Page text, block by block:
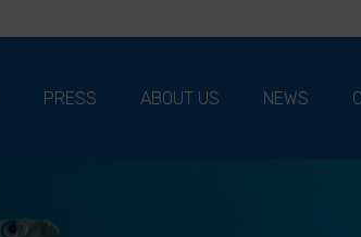
PRESS ABOUT US NEWS